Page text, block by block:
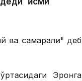
ва самарали" деб
Эронга